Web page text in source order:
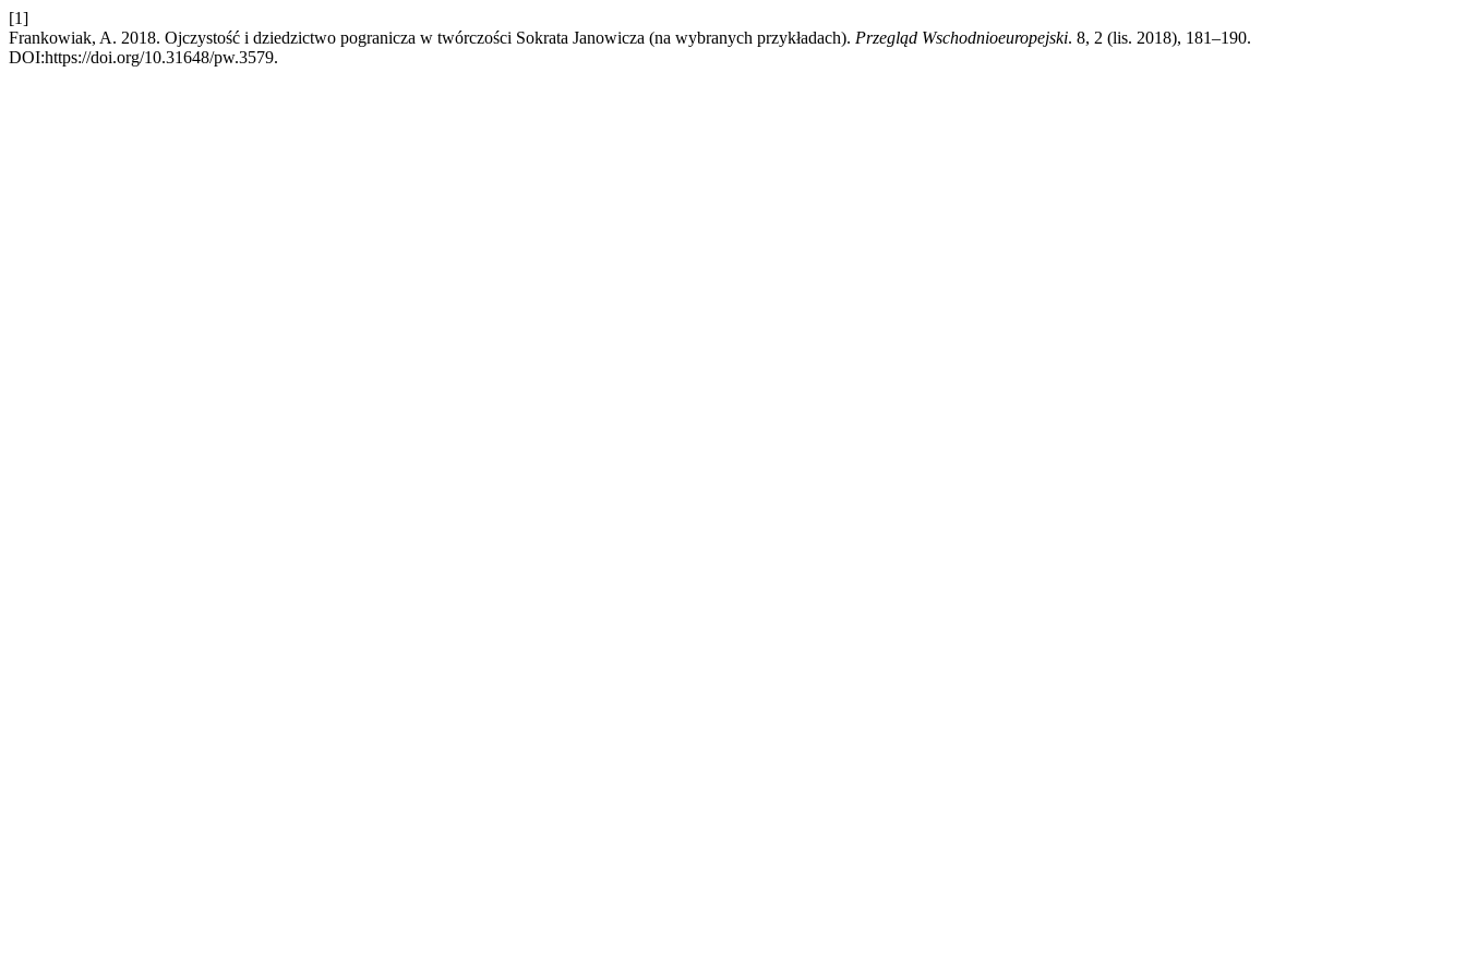
[1]
Frankowiak, A. 2018. Ojczystość i dziedzictwo pogranicza w twórczości Sokrata Janowicza (na wybranych przykładach). Przegląd Wschodnioeuropejski. 8, 2 (lis. 2018), 181–190.
DOI:https://doi.org/10.31648/pw.3579.